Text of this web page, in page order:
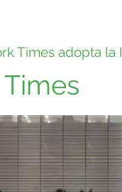
Times adopta